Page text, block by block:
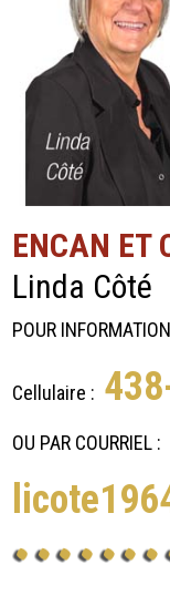
ENCAN ET
Linda Côté
POUR
Cellulaire :
OU PAR COURRIEL :